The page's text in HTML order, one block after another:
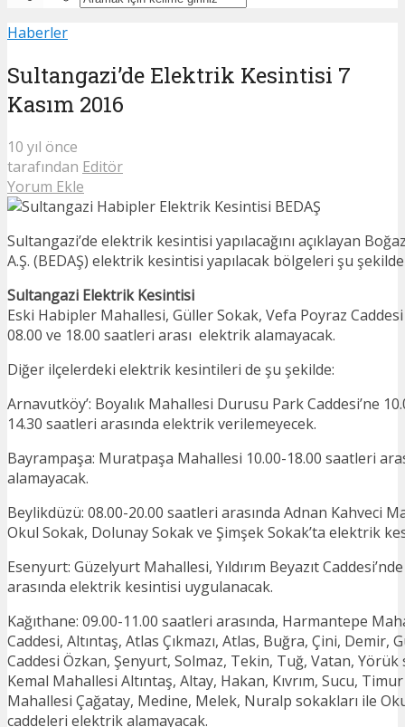
Haberler
Sultangazi’de Elektrik Kesintisi 7
Kasım 2016
10 yıl önce
tarafından Editör
Yorum Ekle
Sultangazi’de elektrik kesintisi yapılacağını açıklayan
A.Ş. (BEDAŞ) elektrik kesintisi yapılacak bölgeleri şu
Sultangazi Elektrik Kesintisi
Eski Habipler Mahallesi, Güller Sokak, Vefa Poyraz
08.00 ve 18.00 saatleri arası elektrik alamayacak.
Diğer ilçelerdeki elektrik kesintileri de şu şekilde:
Arnavutköy’: Boyalık Mahallesi Durusu Park Caddesi’ne
14.30 saatleri arasında elektrik verilemeyecek.
Bayrampaşa: Muratpaşa Mahallesi 10.00-18.00 saatleri
alamayacak.
Beylikdüzü: 08.00-20.00 saatleri arasında Adnan Kahveci
Okul Sokak, Dolunay Sokak ve Şimşek Sokak’ta elektrik
Esenyurt: Güzelyurt Mahallesi, Yıldırım Beyazıt
arasında elektrik kesintisi uygulanacak.
Kağıthane: 09.00-11.00 saatleri arasında, Harmantepe
Caddesi, Altıntaş, Atlas Çıkmazı, Atlas, Buğra, Çini, Demir,
Caddesi Özkan, Şenyurt, Solmaz, Tekin, Tuğ, Vatan, Yörük
Kemal Mahallesi Altıntaş, Altay, Hakan, Kıvrım, Sucu,
Mahallesi Çağatay, Medine, Melek, Nuralp sokakları ile
caddeleri elektrik alamayacak.